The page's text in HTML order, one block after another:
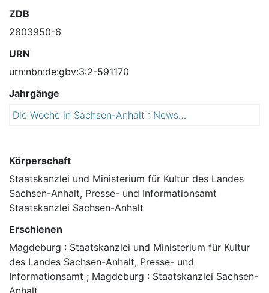
ZDB
2803950-6
URN
urn:nbn:de:gbv:3:2-591170
Jahrgänge
Die Woche in Sachsen-Anhalt : Newsletter der Landesregierung
Körperschaft
Staatskanzlei und Ministerium für Kultur des Landes
Sachsen-Anhalt, Presse- und Informationsamt
Staatskanzlei Sachsen-Anhalt
Erschienen
Magdeburg : Staatskanzlei und Ministerium für Kultur
des Landes Sachsen-Anhalt, Presse- und
Informationsamt ; Magdeburg : Staatskanzlei Sachsen-